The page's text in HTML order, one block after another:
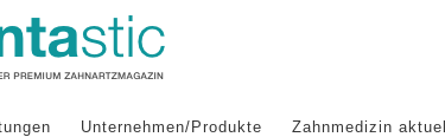
Unternehmen/Produkte Zahnmedizin aktuell